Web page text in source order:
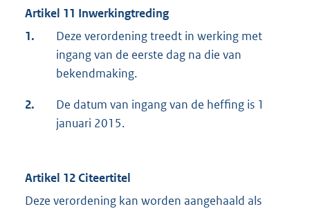
n
Artikel 11 Inwerkingtreding
1.
Deze verordening treedt in werking met
ingang van de eerste dag na die van
bekendmaking.
2.
De datum van ingang van de heffing is 1
januari 2015.
Artikel 12 Citeertitel
Deze verordening kan worden aangehaald als